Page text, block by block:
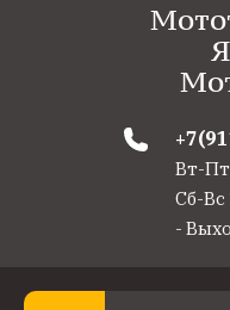
Вт-Пт
Сб-Вс
-